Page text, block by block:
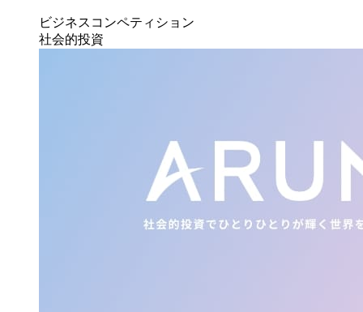
ビジネスコンペティション
社会的投資